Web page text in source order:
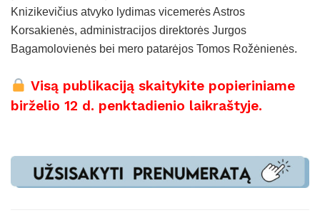
Knizikevičius atvyko lydimas vicemerės Astros
Korsakienės, administracijos direktorės Jurgos
Bagamolovienės bei mero patarėjos Tomos Rožėnienės.
Visą publikaciją skaitykite popieriniame
birželio 12 d. penktadienio laikraštyje.